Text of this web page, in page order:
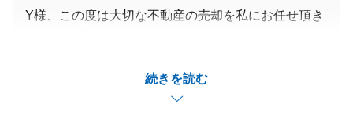
続きを読む
Y様、この度は大切な不動産の売却を私にお任せ頂き
ご縁ある買主様とお繋ぎできて大変嬉しく思います。